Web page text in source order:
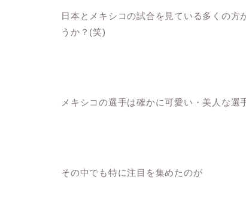
日本とメキシコの試合を見ている多くの方
うか？(笑)
メキシコの選手は確かに可愛い・美人な選
その中でも特に注目を集めたのが